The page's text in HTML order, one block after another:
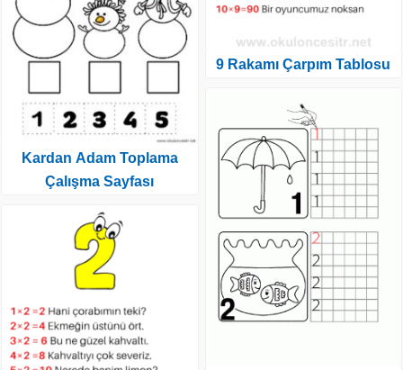
Kardan Adam Toplama
Çalışma Sayfası
9 Rakamı Çarpım Tablosu